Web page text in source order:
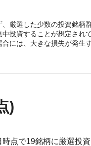
厳選した少数の投資銘柄
投資することが想定され
には、大きな損失が発生
)
点で19銘柄に厳選投